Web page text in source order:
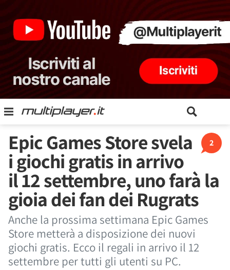
2
Epic Games Store svela
i giochi gratis in arrivo
il 12 settembre, uno farà la
gioia dei fan dei Rugrats
Anche la prossima settimana Epic Games
Store metterà a disposizione dei nuovi
giochi gratis. Ecco il regali in arrivo il 12
settembre per tutti gli utenti su PC.